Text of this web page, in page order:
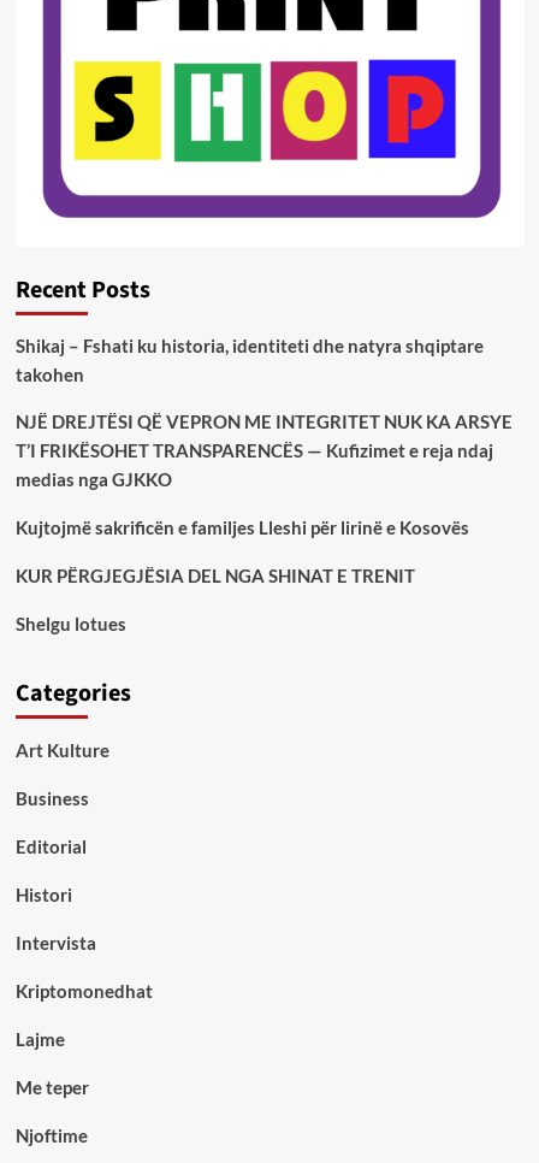
Recent Posts
Shikaj – Fshati ku historia, identiteti dhe natyra shqiptare
takohen
NJË DREJTËSI QË VEPRON ME INTEGRITET NUK KA ARSYE
T’I FRIKËSOHET TRANSPARENCËS — Kufizimet e reja ndaj
medias nga GJKKO
Kujtojmë sakrificën e familjes Lleshi për lirinë e Kosovës
KUR PËRGJEGJËSIA DEL NGA SHINAT E TRENIT
Shelgu lotues
Categories
Art Kulture
Business
Editorial
Histori
Intervista
Kriptomonedhat
Lajme
Me teper
Njoftime